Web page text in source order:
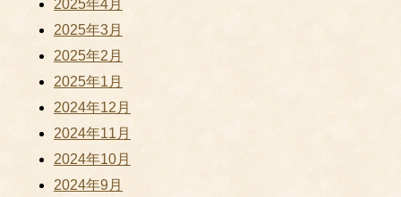
2025年4月
2025年3月
2025年2月
2025年1月
2024年12月
2024年11月
2024年10月
2024年9月